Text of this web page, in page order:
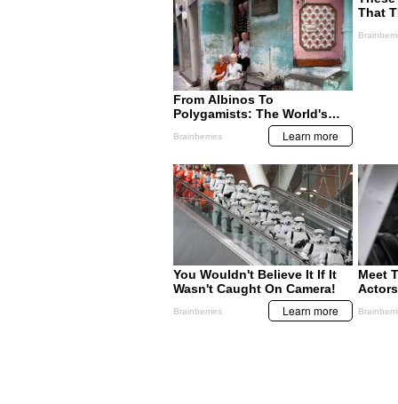
MIS TEMAS PREFERIDOS